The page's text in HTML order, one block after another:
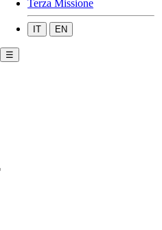
Terza Missione
IT EN
☰